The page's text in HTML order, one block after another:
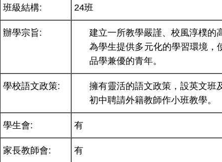
班級結構: 24班
辦學宗旨:
建立一所教學嚴謹、校風淳樸的
為學生提供多元化的學習環境，
品學兼優的青年。
學校語文政策:
擁有靈活的語文政策，設英文
初中聘請外籍教師作小班教學。
學生會: 有
家長教師會: 有